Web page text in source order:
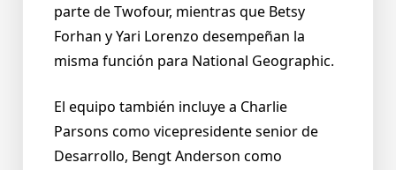
parte de Twofour, mientras que Betsy
Forhan y Yari Lorenzo desempeñan la
misma función para National Geographic.
El equipo también incluye a Charlie
Parsons como vicepresidente senior de
Desarrollo, Bengt Anderson como